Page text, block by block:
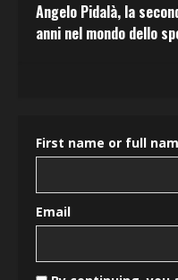
Angelo Pidalà, la
anni nel mondo dello
First name or full
Email